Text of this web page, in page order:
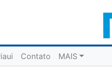
Contato MAIS